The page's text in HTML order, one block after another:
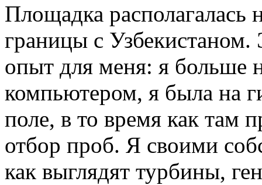
Площадка располагалась
границы с
опыт для меня: я больше
компьютером, я была на
поле, в то время как там
отбор проб. Я своими
как выглядят турбины,